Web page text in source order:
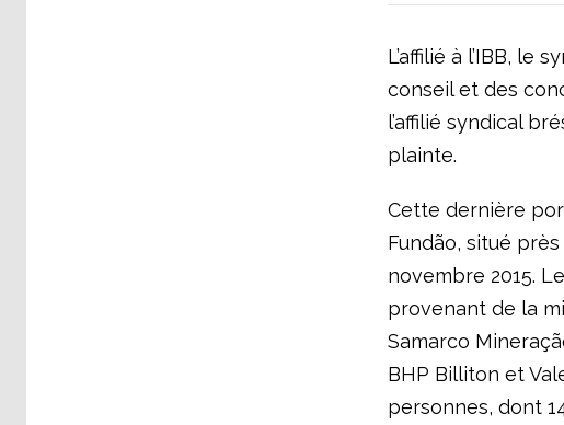
L’affilié à l’IBB,
conseil et des
l’affilié syndical
plainte.
Cette dernière
Fundão, situé
novembre 2015.
provenant de la
Samarco
BHP Billiton et
personnes, dont